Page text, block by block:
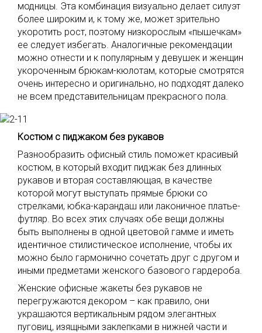
модницы. Эта комбинация визуально делает силуэт
более широким и, к тому же, может зрительно
укоротить рост, поэтому низкорослым «пышечкам»
ее следует избегать. Аналогичные рекомендации
можно отнести и к популярным у девушек и женщин
укороченным брюкам-кюлотам, которые смотрятся
очень интересно и оригинально, но подходят далеко
не всем представительницам прекрасного пола.
Костюм с пиджаком без рукавов
Разнообразить офисный стиль поможет красивый
костюм, в который входит пиджак без длинных
рукавов и вторая составляющая, в качестве
которой могут выступать прямые брюки со
стрелками, юбка-карандаш или лаконичное платье-
футляр. Во всех этих случаях обе вещи должны
быть выполнены в одной цветовой гамме и иметь
идентичное стилистическое исполнение, чтобы их
можно было гармонично сочетать друг с другом и
иными предметами женского базового гардероба.
Женские офисные жакеты без рукавов не
перегружаются декором – как правило, они
украшаются вертикальным рядом элегантных
пуговиц, изящными заклепками в нижней части и